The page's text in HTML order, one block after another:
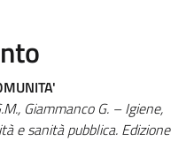
Giammanco G. – Igiene,
e sanità pubblica. Edizione